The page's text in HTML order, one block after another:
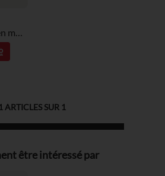
1 ARTICLES SUR 1
être intéressé par